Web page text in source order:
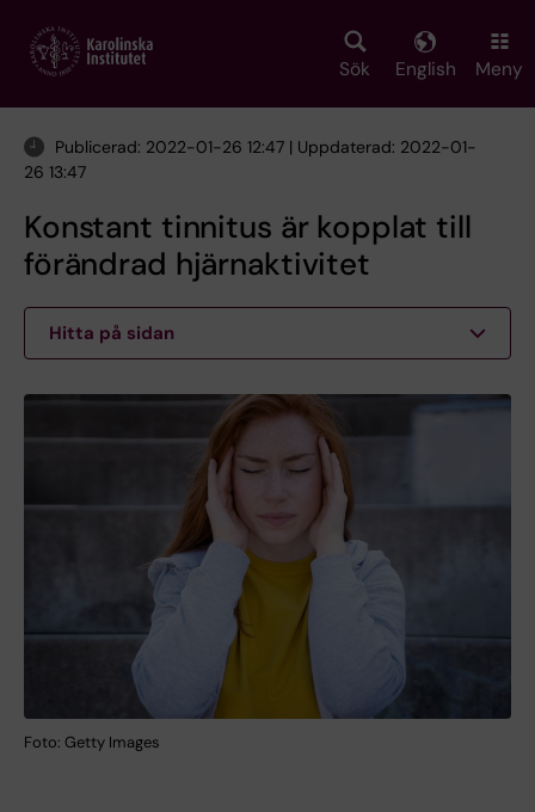
main
Sök English Meny
Publicerad: 2022-01-26 12:47 | Uppdaterad: 2022-01-
26 13:47
Konstant tinnitus är kopplat till
förändrad hjärnaktivitet
Hitta på sidan
Foto: Getty Images